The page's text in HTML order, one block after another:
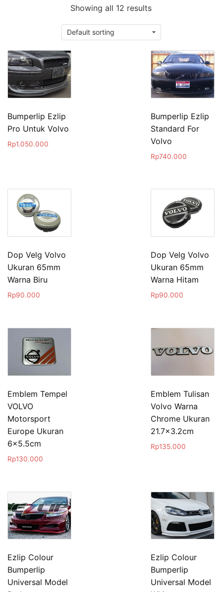
Showing all 12 results
Bumperlip Ezlip
Pro Untuk Volvo
Rp1.050.000
Bumperlip Ezlip
Standard For
Volvo
Rp740.000
Dop Velg Volvo
Ukuran 65mm
Warna Biru
Rp90.000
Dop Velg Volvo
Ukuran 65mm
Warna Hitam
Rp90.000
Emblem Tempel
VOLVO
Motorsport
Europe Ukuran
6×5.5cm
Rp130.000
Emblem Tulisan
Volvo Warna
Chrome Ukuran
21.7×3.2cm
Rp135.000
Ezlip Colour
Bumperlip
Universal Model
Ezlip Colour
Bumperlip
Universal Model